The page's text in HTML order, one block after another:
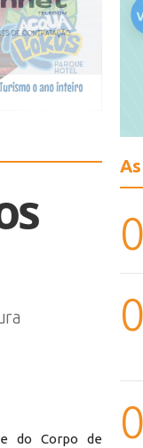
do Corpo de